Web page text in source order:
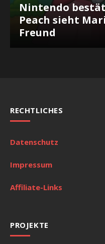
Nintendo
Peach sieht
Freund
RECHTLICHES
Datenschutz
Impressum
Affiliate-Links
PROJEKTE